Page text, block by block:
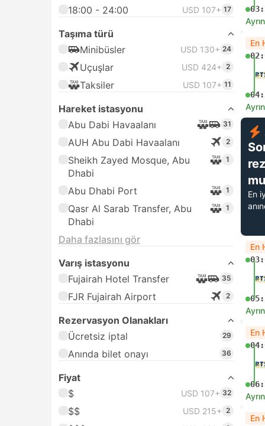
18:00 - 24:00 USD 107+ 17
Taşıma türü
Minibüsler
USD 130+ 24
Uçuşlar USD 424+ 2
Taksiler USD 107+ 11
Hareket istasyonu
Abu Dabi Havaalanı
31
AUH Abu Dabi Havaalanı 2
Sheikh Zayed Mosque, Abu
Dhabi
1
Abu Dhabi Port 1
Qasr Al Sarab Transfer, Abu
Dhabi
1
Daha fazlasını gör
Varış istasyonu
Fujairah Hotel Transfer
35
FJR Fujairah Airport 2
Rezervasyon Olanakları
Ücretsiz iptal
29
Anında bilet onayı 36
Fiyat
$
USD 107+ 32
$$ USD 215+ 2
En
En
En
En
En